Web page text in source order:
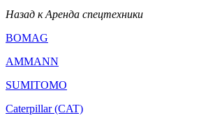
Назад к Аренда спецтехники
BOMAG
AMMANN
SUMITOMO
Caterpillar (CAT)